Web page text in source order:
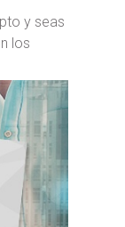
y seas
los